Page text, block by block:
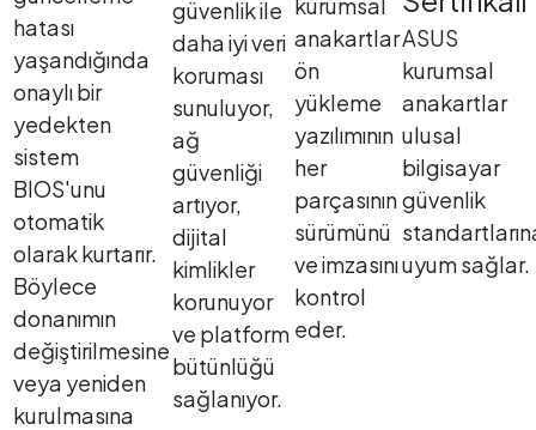
hatası
yaşandığında
onaylı bir
yedekten
sistem
BIOS'unu
otomatik
olarak kurtarır.
Böylece
donanımın
değiştirilmesine
veya yeniden
kurulmasına
güvenlik ile
daha iyi veri
koruması
sunuluyor,
ağ
güvenliği
artıyor,
dijital
kimlikler
korunuyor
ve platform
bütünlüğü
sağlanıyor.
anakartlar
ön
yükleme
yazılımının
her
parçasının
sürümünü
ve imzasını
kontrol
eder.
ASUS
kurumsal
anakartlar
ulusal
bilgisayar
güvenlik
uyum sağlar.